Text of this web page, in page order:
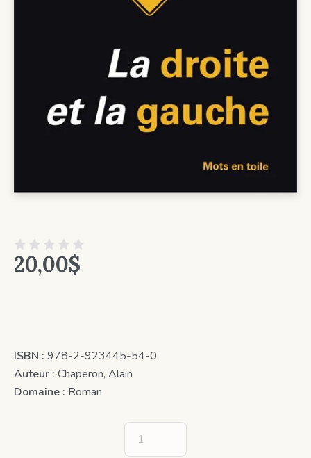
20,00$
ISBN : 978-2-923445-54-0
Auteur : Chaperon, Alain
Domaine : Roman